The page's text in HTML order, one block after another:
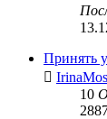
Принять
10